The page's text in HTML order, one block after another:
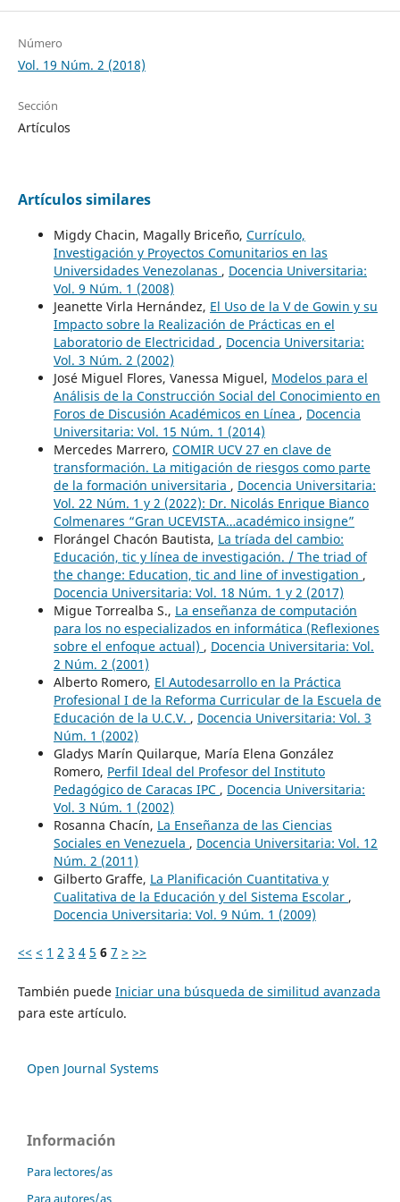
Número
Vol. 19 Núm. 2 (2018)
Sección
Artículos
Artículos similares
Migdy Chacin, Magally Briceño, Currículo,
Investigación y Proyectos Comunitarios en las
Universidades Venezolanas , Docencia Universitaria:
Vol. 9 Núm. 1 (2008)
Jeanette Virla Hernández, El Uso de la V de Gowin y su
Impacto sobre la Realización de Prácticas en el
Laboratorio de Electricidad , Docencia Universitaria:
Vol. 3 Núm. 2 (2002)
José Miguel Flores, Vanessa Miguel, Modelos para el
Análisis de la Construcción Social del Conocimiento en
Foros de Discusión Académicos en Línea , Docencia
Universitaria: Vol. 15 Núm. 1 (2014)
Mercedes Marrero, COMIR UCV 27 en clave de
transformación. La mitigación de riesgos como parte
de la formación universitaria , Docencia Universitaria:
Vol. 22 Núm. 1 y 2 (2022): Dr. Nicolás Enrique Bianco
Colmenares “Gran UCEVISTA…académico insigne”
Florángel Chacón Bautista, La tríada del cambio:
Educación, tic y línea de investigación. / The triad of
the change: Education, tic and line of investigation ,
Docencia Universitaria: Vol. 18 Núm. 1 y 2 (2017)
Migue Torrealba S., La enseñanza de computación
para los no especializados en informática (Reflexiones
sobre el enfoque actual) , Docencia Universitaria: Vol.
2 Núm. 2 (2001)
Alberto Romero, El Autodesarrollo en la Práctica
Profesional I de la Reforma Curricular de la Escuela de
Educación de la U.C.V. , Docencia Universitaria: Vol. 3
Núm. 1 (2002)
Gladys Marín Quilarque, María Elena González
Romero, Perfil Ideal del Profesor del Instituto
Pedagógico de Caracas IPC , Docencia Universitaria:
Vol. 3 Núm. 1 (2002)
Rosanna Chacín, La Enseñanza de las Ciencias
Sociales en Venezuela , Docencia Universitaria: Vol. 12
Núm. 2 (2011)
Gilberto Graffe, La Planificación Cuantitativa y
Cualitativa de la Educación y del Sistema Escolar ,
Docencia Universitaria: Vol. 9 Núm. 1 (2009)
<< < 1 2 3 4 5 6 7 > >>
También puede Iniciar una búsqueda de similitud avanzada
para este artículo.
Open Journal Systems
Información
Para lectores/as
Para autores/as